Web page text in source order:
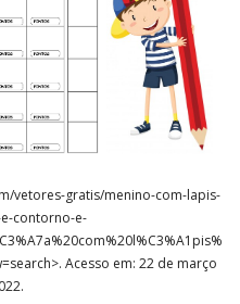
vetores-gratis/menino-com-lapis-
contorno-e-
Acesso em: 22 de março